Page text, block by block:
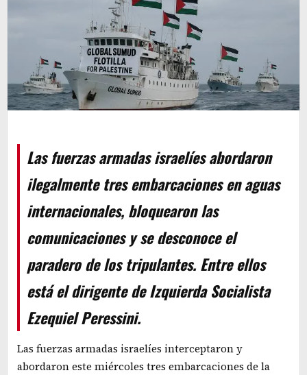
Las fuerzas armadas israelíes abordaron
ilegalmente tres embarcaciones en aguas
internacionales, bloquearon las
comunicaciones y se desconoce el
paradero de los tripulantes. Entre ellos
está el dirigente de Izquierda Socialista
Ezequiel Peressini.
Las fuerzas armadas israelíes interceptaron y
abordaron este miércoles tres embarcaciones de la